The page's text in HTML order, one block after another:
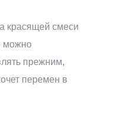
красящей смеси
можно
прежним,
перемен в